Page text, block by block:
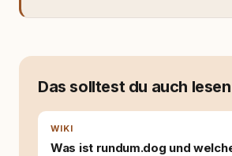
Fachwissen. Der
moderner Hundeerziehung
entsteht echte Bindung dort,
Entwicklung entstand
Das solltest du auch lesen
WIKI
Was ist rundum.dog und